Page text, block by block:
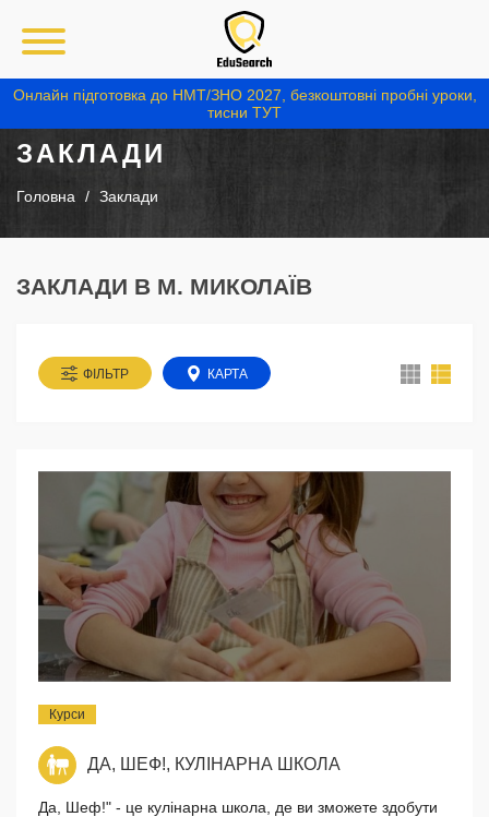
Онлайн підготовка до НМТ/ЗНО 2027, безкоштовні пробні уроки,
тисни ТУТ
ЗАКЛАДИ
Головна Заклади
ЗАКЛАДИ В М. МИКОЛАЇВ
ФІЛЬТР КАРТА
Курси
ДА, ШЕФ!, КУЛІНАРНА ШКОЛА
Да, Шеф!" - це кулінарна школа, де ви зможете здобути